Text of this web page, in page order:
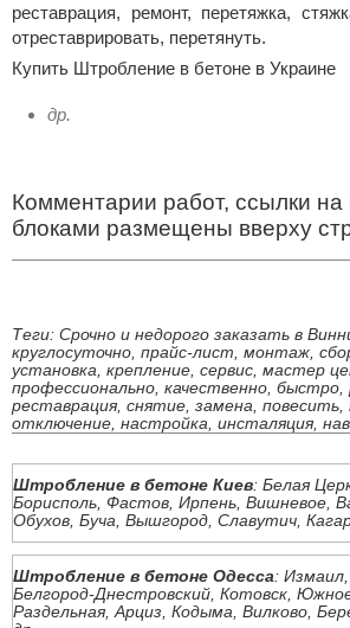
реставрация, ремонт, перетяжка,
отреставрировать, перетянуть.
Купить Штробление в бетоне в Украине
др.
Комментарии работ, ссылки на
блоками размещены вверху
Теги: Срочно и недорого заказать в
круглосуточно, прайс-лист, монтаж,
установка, крепление, сервис, мастер
профессионально, качественно,
реставрация, снятие, замена, повесить,
отключение, настройка, инсталяция,
Штробление в бетоне Киев: Белая
Борисполь, Фастов, Ирпень, Вишневое,
Обухов, Буча, Вышгород, Славутич,
Штробление в бетоне Одесса: Измаил,
Белгород-Днестровский, Котовск,
Раздельная, Арциз, Кодыма, Вилково,